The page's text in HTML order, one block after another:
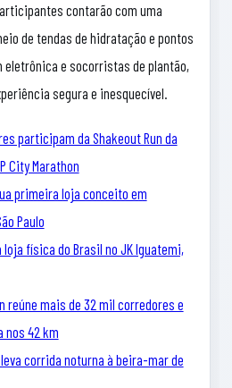
contarão com uma
de tendas de hidratação e pontos
eletrônica e socorristas de plantão,
segura e inesquecível.
participam da Shakeout Run da
City Marathon
primeira loja conceito em
Paulo
física do Brasil no JK Iguatemi,
reúne mais de 32 mil corredores e
42 km
corrida noturna à beira-mar de